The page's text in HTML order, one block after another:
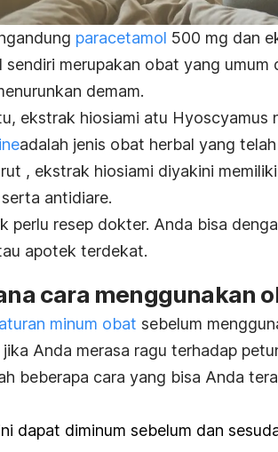
paracetamol 500 mg dan
sendiri merupakan obat yang
demam.
ekstrak hiosiami atu Hyoscyamus
adalah jenis obat herbal yang
, ekstrak hiosiami diyakini
antidiare.
perlu resep dokter. Anda bisa
apotek terdekat.
cara menggunakan
aturan minum obat sebelum
Anda merasa ragu terhadap
beberapa cara yang bisa Anda
dapat diminum sebelum dan